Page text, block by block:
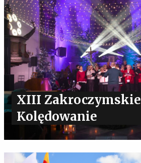
XIII Zakroczymskie
Kolędowanie